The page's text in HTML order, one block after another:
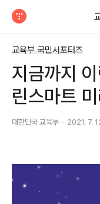
교육부 국민서포터즈
지금까지
린스마트
대한민국 교육부 2021. 7.